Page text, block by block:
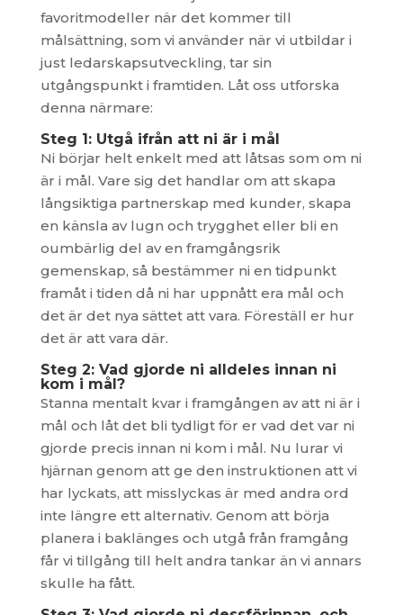
favoritmodeller när det kommer till
målsättning, som vi använder när vi utbildar i
just ledarskapsutveckling, tar sin
utgångspunkt i framtiden. Låt oss utforska
denna närmare:
Steg 1: Utgå ifrån att ni är i mål
Ni börjar helt enkelt med att låtsas som om ni
är i mål. Vare sig det handlar om att skapa
långsiktiga partnerskap med kunder, skapa
en känsla av lugn och trygghet eller bli en
oumbärlig del av en framgångsrik
gemenskap, så bestämmer ni en tidpunkt
framåt i tiden då ni har uppnått era mål och
det är det nya sättet att vara. Föreställ er hur
det är att vara där.
Steg 2: Vad gjorde ni alldeles innan ni
kom i mål?
Stanna mentalt kvar i framgången av att ni är i
mål och låt det bli tydligt för er vad det var ni
gjorde precis innan ni kom i mål. Nu lurar vi
hjärnan genom att ge den instruktionen att vi
har lyckats, att misslyckas är med andra ord
inte längre ett alternativ. Genom att börja
planera i baklänges och utgå från framgång
får vi tillgång till helt andra tankar än vi annars
skulle ha fått.